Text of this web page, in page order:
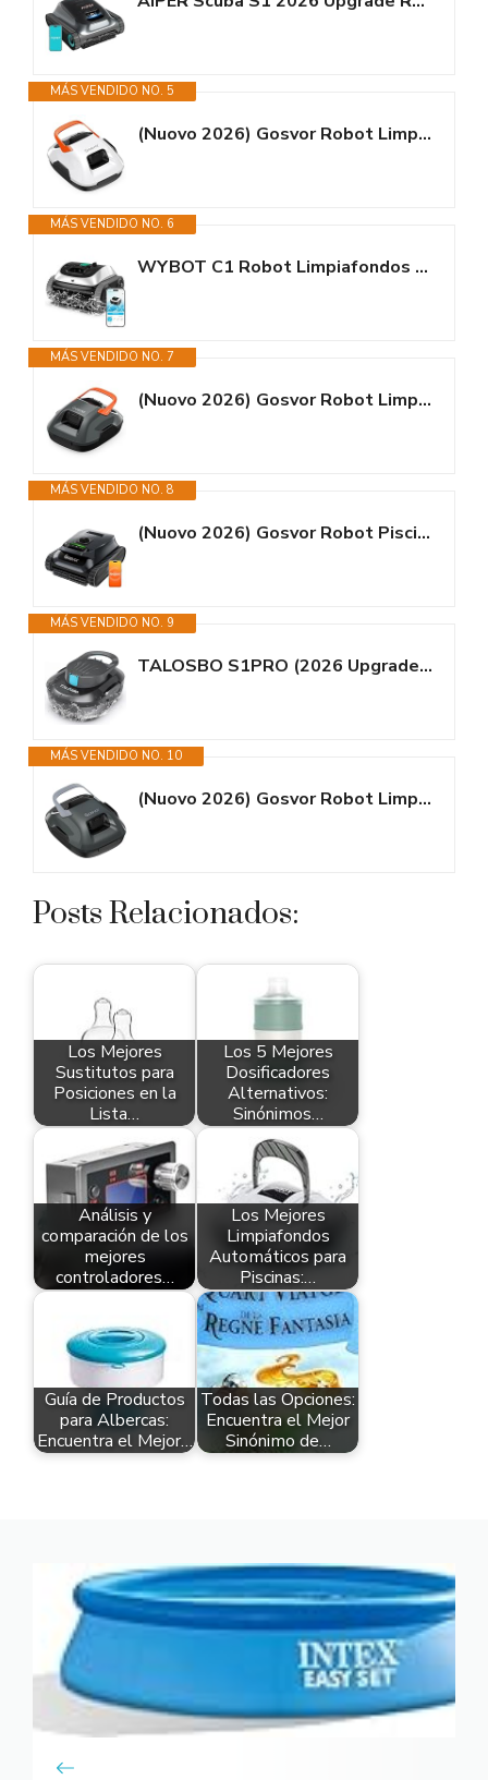
MÁS VENDIDO NO. 5
(Nuovo 2026) Gosvor Robot Limpiafondos Piscina Automático, con Filtración...
MÁS VENDIDO NO. 6
WYBOT C1 Robot Limpiafondos Piscina con Planificación Inteligente de...
MÁS VENDIDO NO. 7
(Nuovo 2026) Gosvor Robot Limpiafondos Piscina Inalámbrico - Aspirador...
MÁS VENDIDO NO. 8
(Nuovo 2026) Gosvor Robot Piscina Limpiafondos y Paredes, Doble...
MÁS VENDIDO NO. 9
TALOSBO S1PRO (2026 Upgrade) Robot Limpiafondos Piscina, Doble Motor Robot...
MÁS VENDIDO NO. 10
(Nuovo 2026) Gosvor Robot Limpiafondos Piscina Automático, con Filtración...
Posts Relacionados:
Los Mejores
Sustitutos para
Posiciones en la
Lista…
Los 5 Mejores
Dosificadores
Alternativos:
Sinónimos…
Análisis y
comparación de los
mejores
controladores…
Los Mejores
Limpiafondos
Automáticos para
Piscinas:…
Guía de Productos
para Albercas:
Encuentra el Mejor…
Todas las Opciones:
Encuentra el Mejor
Sinónimo de…